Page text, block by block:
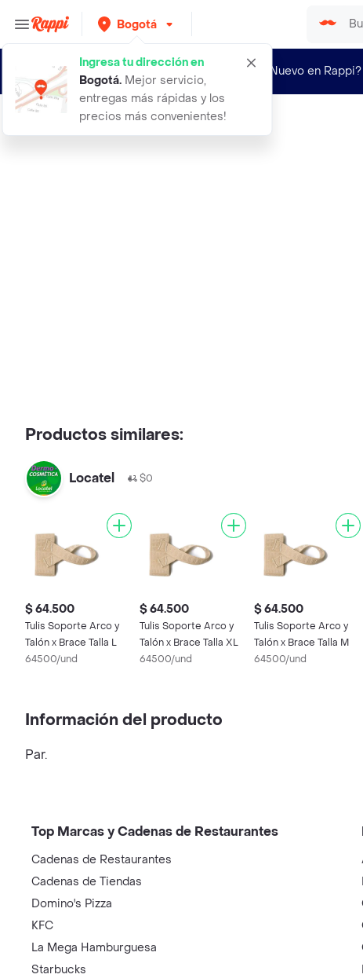
Bogotá
Ingresa tu dirección en
Bogotá. Mejor servicio,
entregas más rápidas y los
precios más convenientes!
¿Nuevo en Rappi?
tulis plantillas 34 gaitor arco tal
Productos similares:
Locatel $0
$ 64.500
Tulis Soporte Arco y
Talón x Brace Talla L
64500/und
$ 64.500
Tulis Soporte Arco y
Talón x Brace Talla XL
64500/und
$ 64.500
Tulis Soporte Arco y
Talón x Brace Talla M
64500/und
Información del producto
Par.
Top Marcas y Cadenas de Restaurantes
Cadenas de Restaurantes
Cadenas de Tiendas
Domino's Pizza
KFC
La Mega Hamburguesa
Starbucks